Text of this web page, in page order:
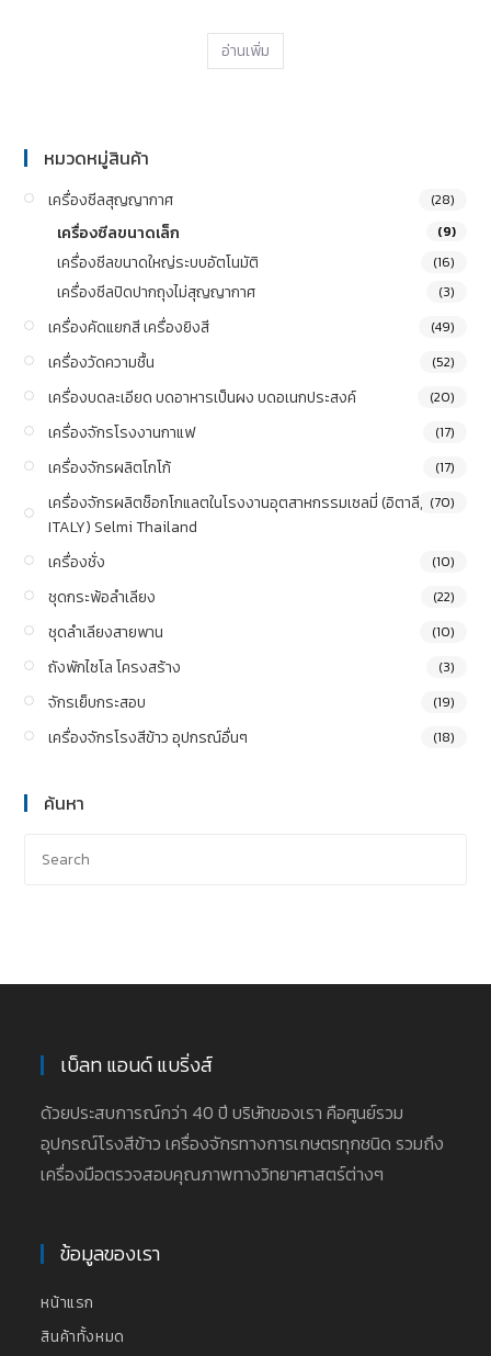
อ่านเพิ่ม
หมวดหมู่สินค้า
เครื่องซีลสุญญากาศ (28)
เครื่องซีลขนาดเล็ก (9)
เครื่องซีลขนาดใหญ่ระบบอัตโนมัติ (16)
เครื่องซีลปิดปากถุงไม่สุญญากาศ (3)
เครื่องคัดแยกสี เครื่องยิงสี (49)
เครื่องวัดความชื้น (52)
เครื่องบดละเอียด บดอาหารเป็นผง บดอเนกประสงค์ (20)
เครื่องจักรโรงงานกาแฟ (17)
เครื่องจักรผลิตโกโก้ (17)
เครื่องจักรผลิตช็อกโกแลตในโรงงานอุตสาหกรรมเซลมี่ (อิตาลี,
ITALY) Selmi Thailand
(70)
เครื่องชั่ง (10)
ชุดกระพ้อลำเลียง (22)
ชุดลำเลียงสายพาน (10)
ถังพักไซโล โครงสร้าง (3)
จักรเย็บกระสอบ (19)
เครื่องจักรโรงสีข้าว อุปกรณ์อื่นๆ (18)
ค้นหา
เบ็ลท แอนด์ แบริ่งส์
ด้วยประสบการณ์กว่า 40 ปี บริษัทของเรา คือศูนย์รวม
อุปกรณ์โรงสีข้าว เครื่องจักรทางการเกษตรทุกชนิด รวมถึง
เครื่องมือตรวจสอบคุณภาพทางวิทยาศาสตร์ต่างๆ
ข้อมูลของเรา
หน้าแรก
สินค้าทั้งหมด